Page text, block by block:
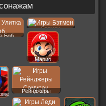
Боб
Бэтмен
Марио
Рейнджеры